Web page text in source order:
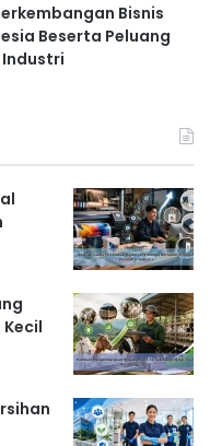
Bisnis
Beserta Peluang